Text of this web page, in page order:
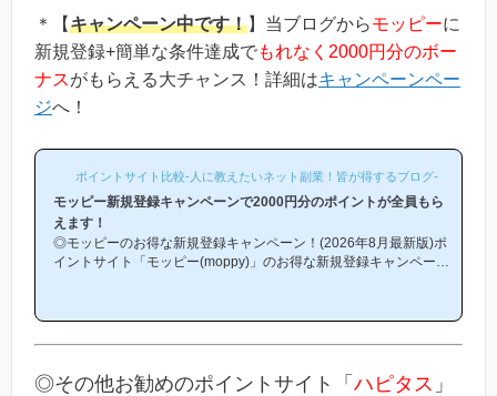
＊【キャンペーン中です！】当ブログからモッピーに
新規登録+簡単な条件達成でもれなく2000円分のボー
ナスがもらえる大チャンス！詳細はキャンペーンペー
ジへ！
ポイントサイト比較-人に教えたいネット副業！皆が得するブログ-
モッピー新規登録キャンペーンで2000円分のポイントが全員もら
えます！
◎モッピーのお得な新規登録キャンペーン！(2026年8月最新版)ポ
イントサイト「モッピー(moppy)」のお得な新規登録キャンペーン
はあるの？」という方は必見です！モッピー新規登録キャンペーン
る」という、シンプルなものです。(*ちなみに「2000円分のボー
◎その他お勧めのポイントサイト「 ハピタス 」